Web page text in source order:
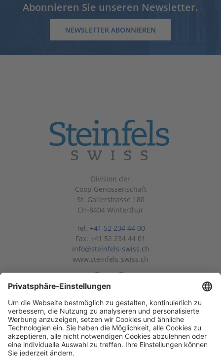
Abonnieren Sie unseren Newsletter.
NEWSLETTER ABONNIEREN
Division der
Coop Genossenschaft
St. Gallerstrasse 180
CH-8404 Winterthur
Tel. +41 52 234 44 00
Fax. +41 52 234 44 01
info@steinfels-swiss.ch
www.steinfels-swiss.ch